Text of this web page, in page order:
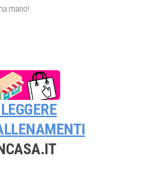
mano!